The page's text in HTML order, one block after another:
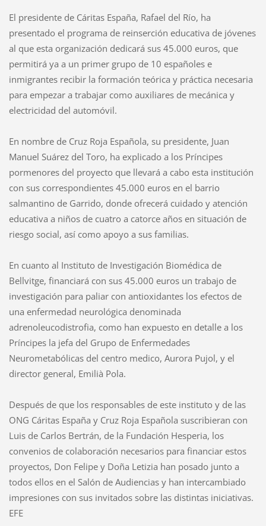
El presidente de Cáritas España, Rafael del Río, ha
presentado el programa de reinserción educativa de jóvenes
al que esta organización dedicará sus 45.000 euros, que
permitirá ya a un primer grupo de 10 españoles e
inmigrantes recibir la formación teórica y práctica necesaria
para empezar a trabajar como auxiliares de mecánica y
electricidad del automóvil.
En nombre de Cruz Roja Española, su presidente, Juan
Manuel Suárez del Toro, ha explicado a los Príncipes
pormenores del proyecto que llevará a cabo esta institución
con sus correspondientes 45.000 euros en el barrio
salmantino de Garrido, donde ofrecerá cuidado y atención
educativa a niños de cuatro a catorce años en situación de
riesgo social, así como apoyo a sus familias.
En cuanto al Instituto de Investigación Biomédica de
Bellvitge, financiará con sus 45.000 euros un trabajo de
investigación para paliar con antioxidantes los efectos de
una enfermedad neurológica denominada
adrenoleucodistrofia, como han expuesto en detalle a los
Príncipes la jefa del Grupo de Enfermedades
Neurometabólicas del centro medico, Aurora Pujol, y el
director general, Emilià Pola.
Después de que los responsables de este instituto y de las
ONG Cáritas España y Cruz Roja Española suscribieran con
Luis de Carlos Bertrán, de la Fundación Hesperia, los
convenios de colaboración necesarios para financiar estos
proyectos, Don Felipe y Doña Letizia han posado junto a
todos ellos en el Salón de Audiencias y han intercambiado
impresiones con sus invitados sobre las distintas iniciativas.
EFE